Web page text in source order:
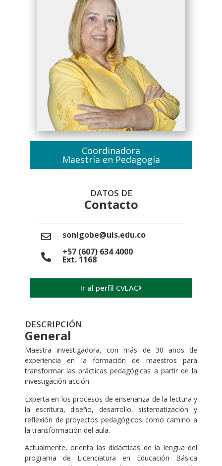
Coordinadora
Maestría en Pedagogía
DATOS DE
Contacto
sonigobe@uis.edu.co
+57 (607) 634 4000
Ext. 1168
Ir al perfil CVLAC
DESCRIPCIÓN
General
Maestra investigadora, con más de 30 años de
experiencia en la formación de maestros para
transformar las prácticas pedagógicas a partir de la
investigación acción.
Experta en los procesos de enseñanza de la lectura y
la escritura, diseño, desarrollo, sistematización y
reflexión de proyectos pedagógicos como camino a
la transformación del aula.
Actualmente, orienta las didácticas de la lengua del
programa de Licenciatura en Educación Básica